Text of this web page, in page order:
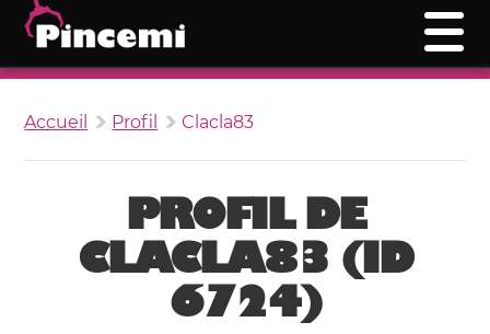
Accueil Profil Clacla83
PROFIL DE
CLACLA83 (ID
6724)